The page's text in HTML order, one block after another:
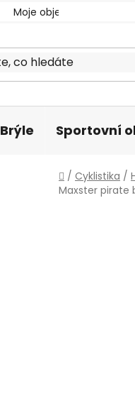
Moje objednávka
Brýle Sportovní
Domů
/ Cyklistika /
Maxster pirate